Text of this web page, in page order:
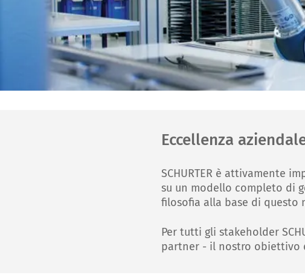
Eccellenza
SCHURTER è attivamente
su un modello completo di
filosofia alla base di questo
Per tutti gli stakeholder
partner - il nostro obiettivo